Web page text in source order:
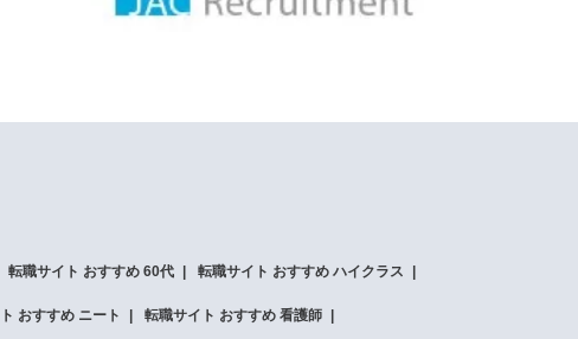
転職サイト おすすめ 60代 転職サイト おすすめ ハイクラス
おすすめ ニート 転職サイト おすすめ 看護師